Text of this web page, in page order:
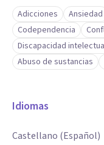
Adicciones Ansiedad
Codependencia
Discapacidad
Abuso de sustancias
Idiomas
Castellano (Español)